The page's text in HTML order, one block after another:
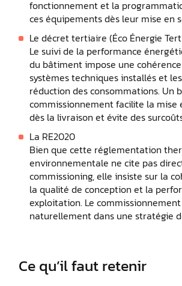
fonctionnement et la
ces équipements dès leur mise en
Le décret tertiaire (Éco Énergie
Le suivi de la performance
du bâtiment impose une
systèmes techniques installés et
réduction des consommations. Un
commissionnement facilite la mise
dès la livraison et évite des
La RE2020
Bien que cette réglementation
environnementale ne cite pas
commissioning, elle insiste sur la
la qualité de conception et la
exploitation. Le
naturellement dans une stratégie
Ce qu’il faut retenir